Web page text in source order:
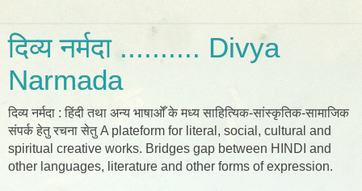
दिव्य नर्मदा .......... Divya
Narmada
दिव्य नर्मदा : हिंदी तथा अन्य भाषाओँ के मध्य साहित्यिक-सांस्कृतिक-सामाजिक
संपर्क हेतु रचना सेतु A plateform for literal, social, cultural and
spiritual creative works. Bridges gap between HINDI and
other languages, literature and other forms of expression.